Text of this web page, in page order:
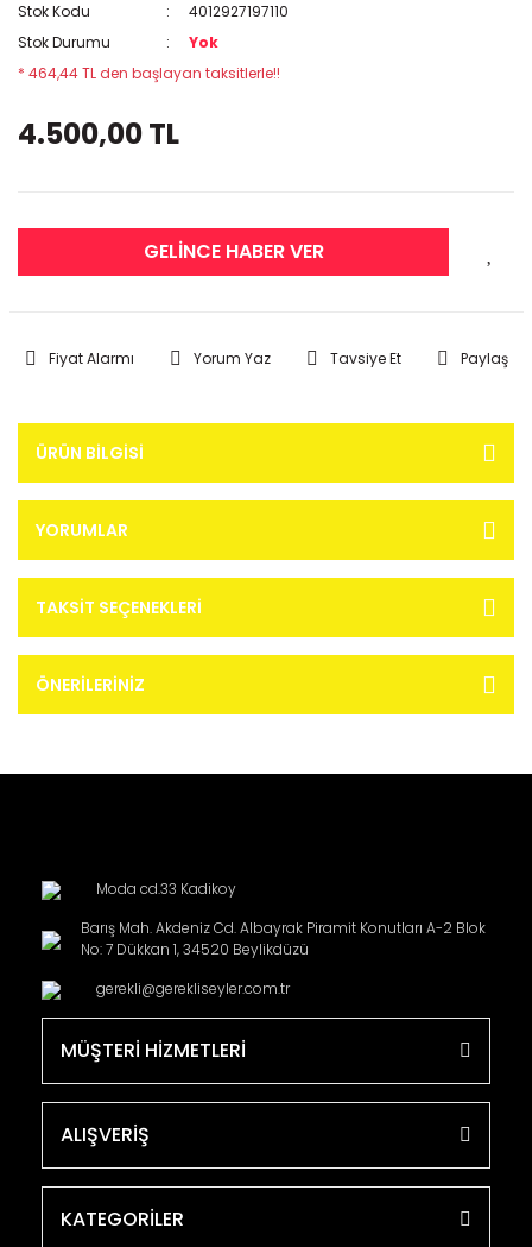
Stok Kodu
4012927197110
Stok Durumu
Yok
* 464,44 TL den başlayan taksitlerle!!
4.500,00 TL
GELİNCE HABER VER
Fiyat Alarmı Yorum Yaz Tavsiye Et Paylaş
ÜRÜN BILGISI
YORUMLAR
TAKSIT SEÇENEKLERI
ÖNERILERINIZ
Moda cd.33 Kadikoy
Barış Mah. Akdeniz Cd. Albayrak Piramit Konutları A-2 Blok
No: 7 Dükkan 1, 34520 Beylikdüzü
gerekli@gerekliseyler.com.tr
MÜŞTERİ HİZMETLERİ
ALIŞVERİŞ
KATEGORİLER